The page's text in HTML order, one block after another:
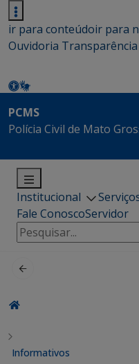
ir para conteúdoir para
Ouvidoria Transparência
PCMS
Polícia Civil de Mato
Institucional
Fale ConoscoServidor
Pesquisar
por:
Informativos